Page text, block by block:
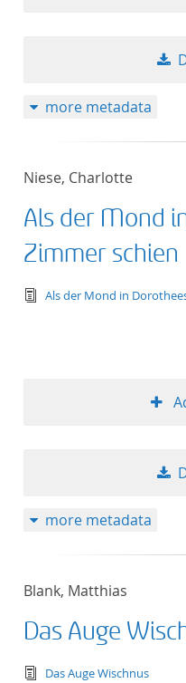
more metadata
Niese, Charlotte
Als der Mond
Zimmer schien
text/
Als der Mond in
more metadata
Blank, Matthias
Das Auge
text/
Das Auge Wischnus